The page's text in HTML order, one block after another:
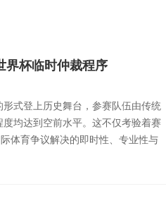
界杯临时仲裁程序
式登上历史舞台，参赛队伍由传统
均达到空前水平。这不仅考验着赛
体育争议解决的即时性、专业性与